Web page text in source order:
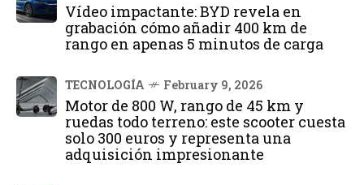
Vídeo impactante: BYD revela en
grabación cómo añadir 400 km de
rango en apenas 5 minutos de carga
TECNOLOGÍA February 9, 2026
Motor de 800 W, rango de 45 km y
ruedas todo terreno: este scooter cuesta
solo 300 euros y representa una
adquisición impresionante